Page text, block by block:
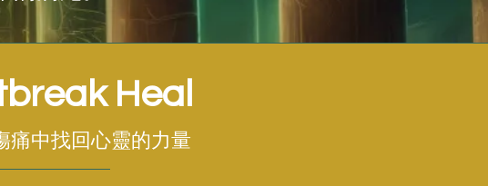
Heal
痛中找回心靈的力量